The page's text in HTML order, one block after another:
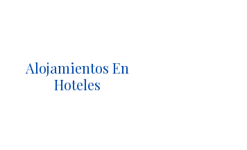
Alojamientos En
Hoteles